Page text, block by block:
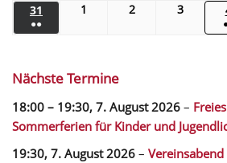
31
●●
1 2 3
Nächste Termine
18:00 – 19:30, 7. August 2026 –
Sommerferien für Kinder und
19:30, 7. August 2026 –